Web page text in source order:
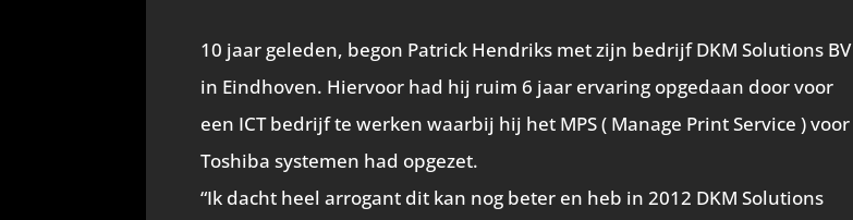
10 jaar geleden, begon Patrick Hendriks met zijn bedrijf DKM Solutions BV
in Eindhoven. Hiervoor had hij ruim 6 jaar ervaring opgedaan door voor
een ICT bedrijf te werken waarbij hij het MPS ( Manage Print Service ) voor
Toshiba systemen had opgezet.
“Ik dacht heel arrogant dit kan nog beter en heb in 2012 DKM Solutions